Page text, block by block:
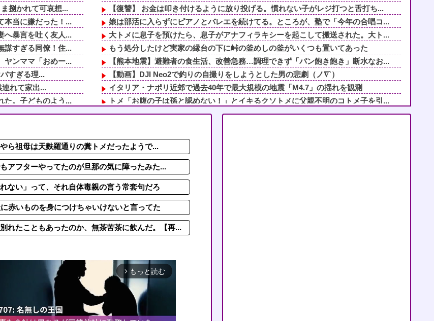
捌かれて可哀想...
本当に嫌だった！...
へ暴言を吐く友人...
謀すぎる同僚！住...
ヤンママ「おめー...
すぎる理...
れて家出...
た。子どものよう...
ざとじゃないのに...
た模様
ほどか？
へ暴言を吐く友人...
【復讐】 お金は叩き付けるように放り投げる。慣れない子がレジ打つと舌打ち...
娘は部活に入らずにピアノとバレエを続けてる。ところが、塾で「今年の合唱コ...
大トメに息子を預けたら、息子がアナフィラキシーを起こして搬送された。大ト...
もう処分したけど実家の縁台の下に峠の釜めしの釜がいくつも置いてあった
【熊本地震】避難者の食生活、改善急務…調理できず「パン飽き飽き」断水なお...
【動画】DJI Neo2で釣りの自撮りをしようとした男の悲劇（ノ∇`）
イタリア・ナポリ近郊で過去40年で最大規模の地震「M4.7」の揺れを観測
トメ「お腹の子は孫と認めない！」とイキるクソトメに父親不明のコトメ子を引...
「家族になるのが大事なんだよ」成人済みの娘との養子縁組をしつこく迫る婚約...
父から祖母が会いたがっていることを告げられた。どうやら祖母は天麩羅通りの...
父から祖母が会いたがっていることを告げられた。どうやら祖母は天麩羅通りの...
旦那と子作りしようと長い付き合いだったフリン相手と別れた。でもフリン相手...
ら祖母は天麩羅通りの糞トメだったようで...
アフターやってたのが旦那の気に障ったみた...
ない」って、それ自体毒親の言う常套句だろ
赤いものを身につけちゃいけないと言ってた
れたこともあったのか、無茶苦茶に飲んだ。【再...
arrow_forward_ios もっと読む